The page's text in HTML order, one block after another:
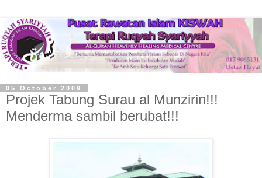
05 October 2009
Projek Tabung Surau al Munzirin!!!
Menderma sambil berubat!!!